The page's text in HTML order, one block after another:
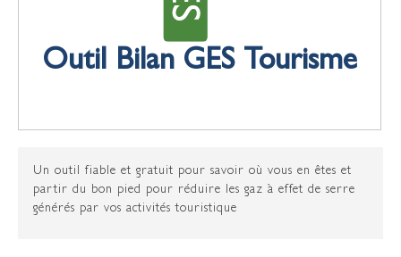
Outil Bilan GES Tourisme
Un outil fiable et gratuit pour savoir où vous en êtes et
partir du bon pied pour réduire les gaz à effet de serre
générés par vos activités touristique